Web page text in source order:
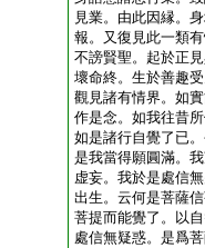
見業。由此因縁。
報。又復見此一類
不謗賢聖。起於正
壞命終。生於善趣
觀見諸有情界。如
作是念。如我往昔
如是諸行自覺了已
是我當得願圓滿。
虚妄。我於是處信
出生。云何是菩薩
菩提而能覺了。以
處信無疑惑。是爲